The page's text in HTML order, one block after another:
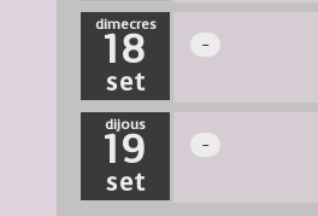
dimecres
18
set
dijous
19
set